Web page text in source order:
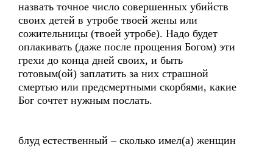
назвать точное число совершенных убийств
своих детей в утробе твоей жены или
сожительницы (твоей утробе). Надо будет
оплакивать (даже после прощения Богом) эти
грехи до конца дней своих, и быть
готовым(ой) заплатить за них страшной
смертью или предсмертными скорбями, какие
Бог сочтет нужным послать.
блуд естественный – сколько имел(а) женщин